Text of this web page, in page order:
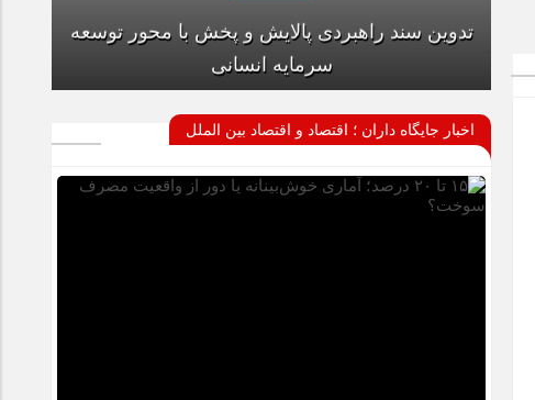
تدوین سند راهبردی پالایش و پخش با محور توسعه
سرمایه انسانی
اخبار جایگاه داران ؛ اقتصاد و اقتصاد بین الملل